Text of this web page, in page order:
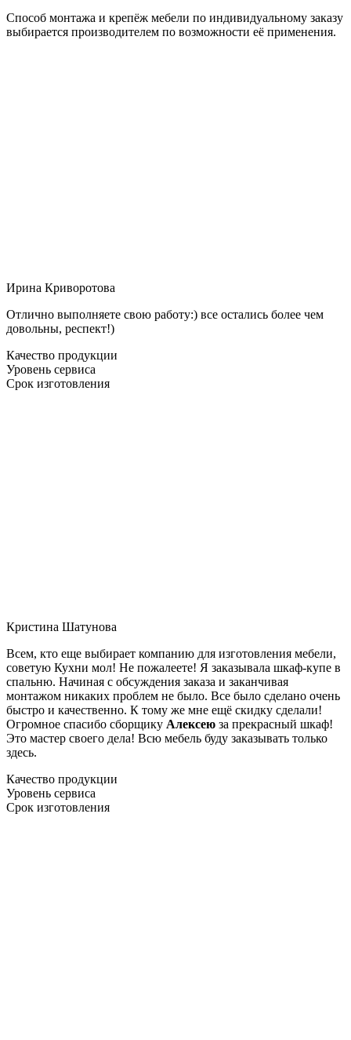
Способ монтажа и крепёж мебели по индивидуальному заказу
выбирается производителем по возможности её применения.
Ирина Криворотова
Отлично выполняете свою работу:) все остались более чем
довольны, респект!)
Качество продукции
Уровень сервиса
Срок изготовления
Кристина Шатунова
Всем, кто еще выбирает компанию для изготовления мебели,
советую Кухни мол! Не пожалеете! Я заказывала шкаф-купе в
спальню. Начиная с обсуждения заказа и заканчивая
монтажом никаких проблем не было. Все было сделано очень
быстро и качественно. К тому же мне ещё скидку сделали!
Огромное спасибо сборщику Алексею за прекрасный шкаф!
Это мастер своего дела! Всю мебель буду заказывать только
здесь.
Качество продукции
Уровень сервиса
Срок изготовления